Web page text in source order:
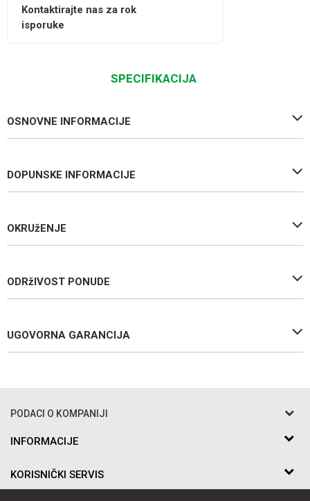
Kontaktirajte nas za rok
isporuke
SPECIFIKACIJA
OSNOVNE INFORMACIJE
DOPUNSKE INFORMACIJE
OKRUžENJE
ODRžIVOST PONUDE
UGOVORNA GARANCIJA
Poruka
PODACI O KOMPANIJI
Razo DOO
Bakarska br.5
INFORMACIJE
KORISNIČKI SERVIS